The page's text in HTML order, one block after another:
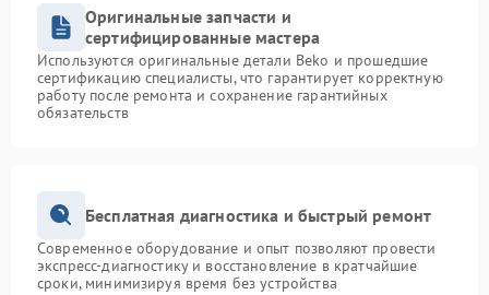
Оригинальные запчасти и
сертифицированные мастера
Используются оригинальные детали Beko и прошедшие
сертификацию специалисты, что гарантирует корректную
работу после ремонта и сохранение гарантийных
обязательств
Бесплатная диагностика и быстрый ремонт
Современное оборудование и опыт позволяют провести
экспресс-диагностику и восстановление в кратчайшие
сроки, минимизируя время без устройства